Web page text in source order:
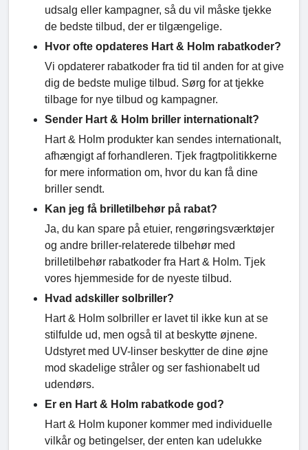
udsalg eller kampagner, så du vil måske tjekke
de bedste tilbud, der er tilgængelige.
Hvor ofte opdateres Hart & Holm rabatkoder?
Vi opdaterer rabatkoder fra tid til anden for at give
dig de bedste mulige tilbud. Sørg for at tjekke
tilbage for nye tilbud og kampagner.
Sender Hart & Holm briller internationalt?
Hart & Holm produkter kan sendes internationalt,
afhængigt af forhandleren. Tjek fragtpolitikkerne
for mere information om, hvor du kan få dine
briller sendt.
Kan jeg få brilletilbehør på rabat?
Ja, du kan spare på etuier, rengøringsværktøjer
og andre briller-relaterede tilbehør med
brilletilbehør rabatkoder fra Hart & Holm. Tjek
vores hjemmeside for de nyeste tilbud.
Hvad adskiller solbriller?
Hart & Holm solbriller er lavet til ikke kun at se
stilfulde ud, men også til at beskytte øjnene.
Udstyret med UV-linser beskytter de dine øjne
mod skadelige stråler og ser fashionabelt ud
udendørs.
Er en Hart & Holm rabatkode god?
Hart & Holm kuponer kommer med individuelle
vilkår og betingelser, der enten kan udelukke